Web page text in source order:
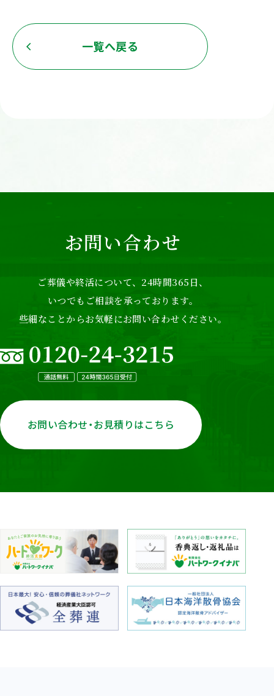
一覧へ戻る
お問い合わせ
ご葬儀や終活について、24時間365日、
いつでもご相談を承っております。
些細なことからお気軽にお問い合わせください。
お問い合わせ・お見積りはこちら